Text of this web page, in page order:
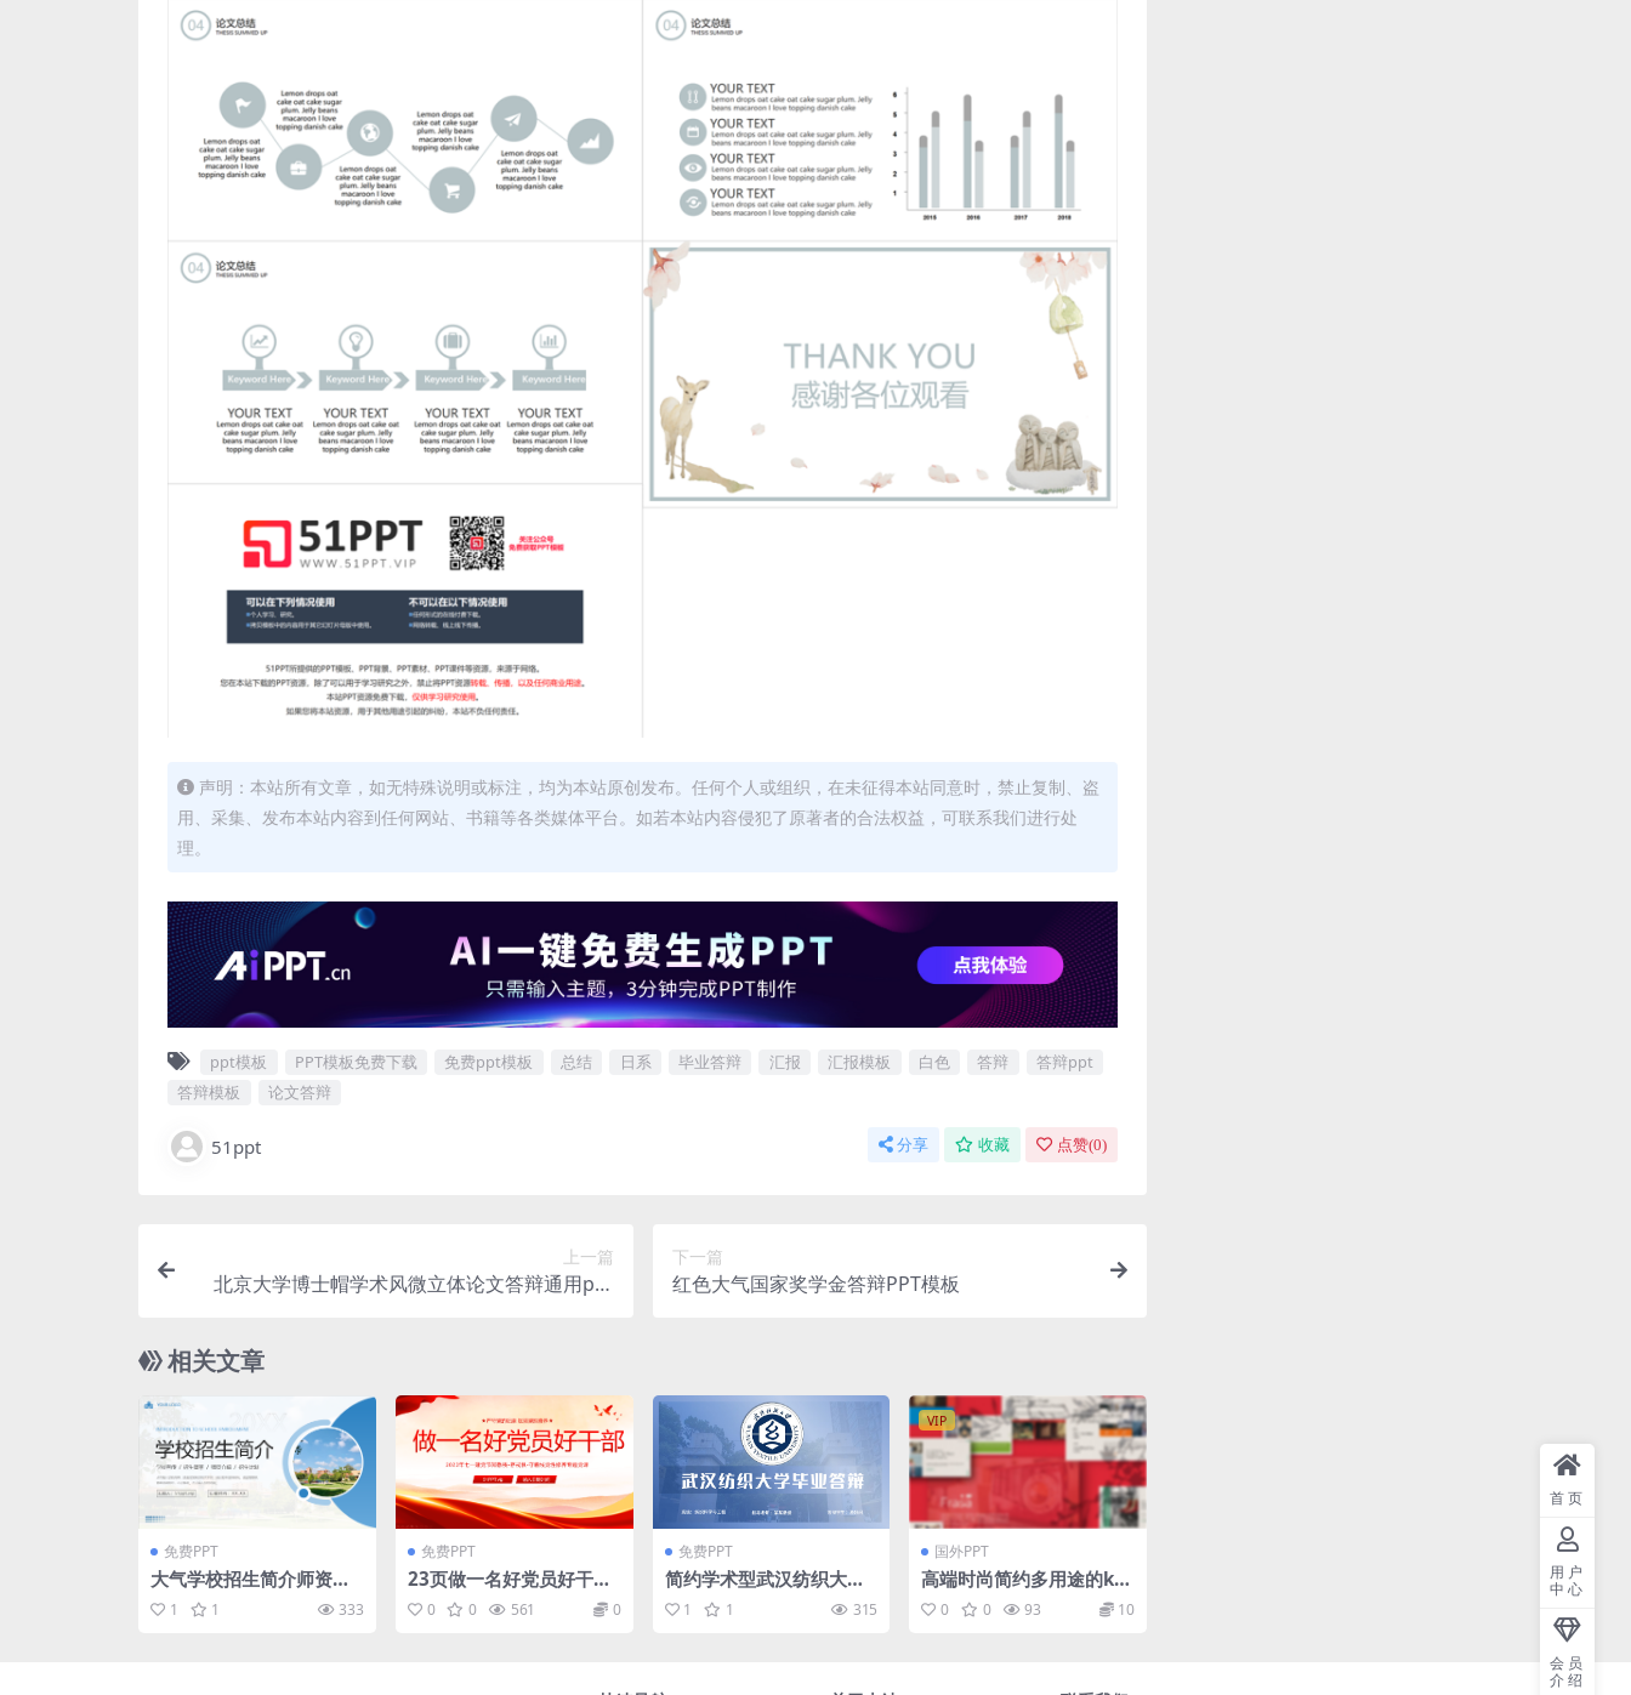
声明：本站所有文章，如无特殊说明或标注，均为本站原创发布。任何个人或组织，在未征得本站同意时，禁止复制、盗
用、采集、发布本站内容到任何网站、书籍等各类媒体平台。如若本站内容侵犯了原著者的合法权益，可联系我们进行处
理。
ppt模板 PPT模板免费下载 免费ppt模板 总结 日系 毕业答辩 汇报 汇报模板 白色 答辩
答辩ppt
答辩模板
论文答辩
51ppt 分享 收藏 点赞(0)
上一篇
北京大学博士帽学术风微立体论文答辩通用ppt
下一篇
红色大气国家奖学金答辩PPT模板
相关文章
免费PPT
大气学校招生简介师资力
量介绍PPT模板
1 1 333
免费PPT
23页做一名好党员好干部
七一建党节党性修养专题
党课PPT模板
0 0 561 0
免费PPT
简约学术型武汉纺织大学
毕业答辩ppt模板
1 1 315
VIP
国外PPT
高端时尚简约多用途的ke
ynote幻灯片演示模板（k
ey）
0 0 93 10
首页
用户
中心
会员
介绍